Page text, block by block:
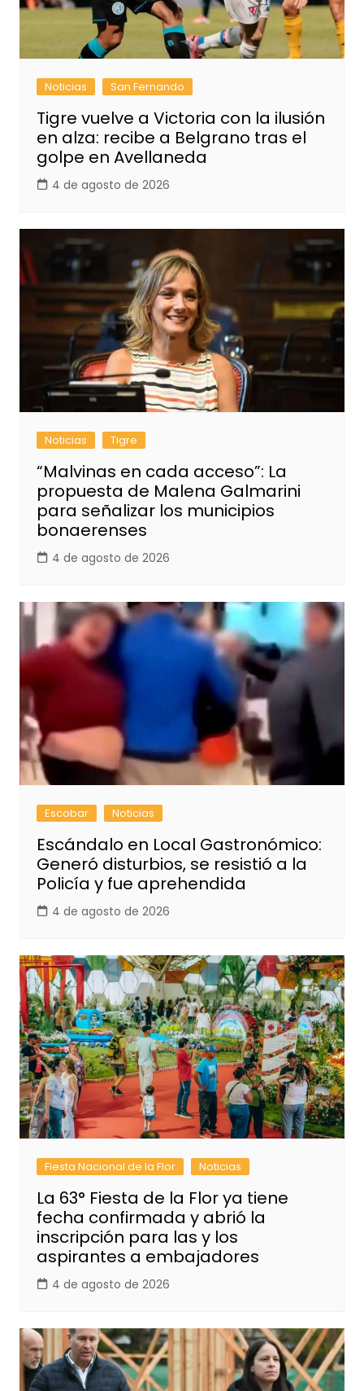
Noticias San Fernando
Tigre vuelve a Victoria con la ilusión
en alza: recibe a Belgrano tras el
golpe en Avellaneda
4 de agosto de 2026
Noticias Tigre
“Malvinas en cada acceso”: La
propuesta de Malena Galmarini
para señalizar los municipios
bonaerenses
4 de agosto de 2026
Escobar Noticias
Escándalo en Local Gastronómico:
Generó disturbios, se resistió a la
Policía y fue aprehendida
4 de agosto de 2026
Fiesta Nacional de la Flor Noticias
La 63° Fiesta de la Flor ya tiene
fecha confirmada y abrió la
inscripción para las y los
aspirantes a embajadores
4 de agosto de 2026